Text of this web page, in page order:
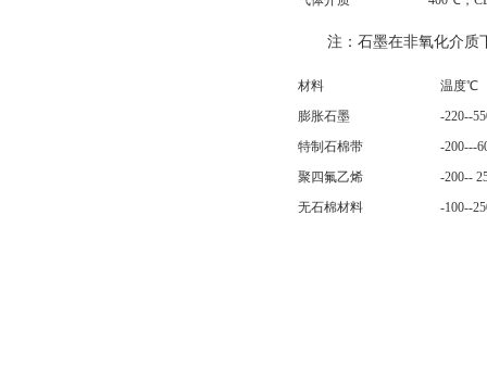
注：石墨在非氧化介
材料
温度℃
膨胀石墨
-220--
特制石棉带
-200---
聚四氟乙烯
-200--
无石棉材料
-100--